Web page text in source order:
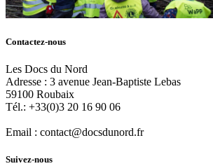
Contactez-nous
Les Docs du Nord
Adresse : 3 avenue Jean-Baptiste Lebas
59100 Roubaix
Tél.: +33(0)3 20 16 90 06
Email : contact@docsdunord.fr
Suivez-nous